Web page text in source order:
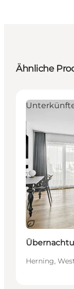
Ähnliche
Nachhaltig
Herning,